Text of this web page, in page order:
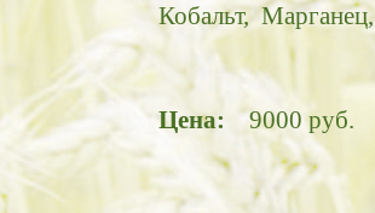
Кобальт,
Цена: 9000 руб.